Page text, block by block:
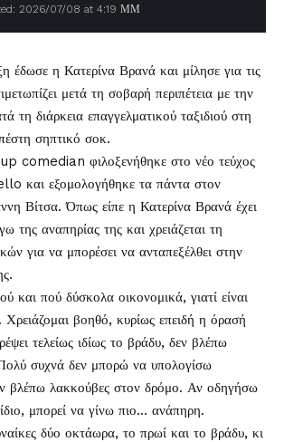
2026/07/08 at 4:19 ΜΜ
έδωσε η Κατερίνα Βρανά και μίλησε για τις
μετά τη σοβαρή περιπέτεια με την
τη διάρκεια επαγγελματικού ταξιδιού στη
σηπτικό σοκ.
comedian φιλοξενήθηκε στο νέο τεύχος
και εξομολογήθηκε τα πάντα στον
Βίτσα. Όπως είπε η Κατερίνα Βρανά έχει
της αναπηρίας της και χρειάζεται τη
για να μπορέσει να ανταπεξέλθει στην
και πού δύσκολα οικονομικά, γιατί είναι
Χρειάζομαι βοηθό, κυρίως επειδή η όρασή
τελείως ιδίως το βράδυ, δεν βλέπω
συχνά δεν μπορώ να υπολογίσω
βλέπω λακκούβες στον δρόμο. Αν οδηγήσω
μπορεί να γίνω πιο… ανάπηρη.
δύο οκτάωρα, το πρωί και το βράδυ, κι